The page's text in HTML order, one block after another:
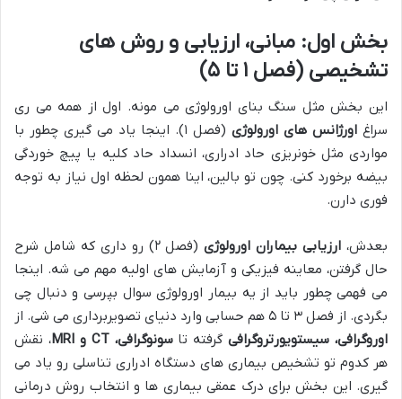
بخش اول: مبانی، ارزیابی و روش های
تشخیصی (فصل ۱ تا ۵)
این بخش مثل سنگ بنای اورولوژی می مونه. اول از همه می ری
سراغ اورژانس های اورولوژی
(فصل ۱). اینجا یاد می گیری چطور با
مواردی مثل خونریزی حاد ادراری، انسداد حاد کلیه یا پیچ خوردگی
بیضه برخورد کنی. چون تو بالین، اینا همون لحظه اول نیاز به توجه
فوری دارن.
بعدش، ارزیابی بیماران اورولوژی
(فصل ۲) رو داری که شامل شرح
حال گرفتن، معاینه فیزیکی و آزمایش های اولیه مهم می شه. اینجا
می فهمی چطور باید از یه بیمار اورولوژی سوال بپرسی و دنبال چی
بگردی. از فصل ۳ تا ۵ هم حسابی وارد دنیای تصویربرداری می شی. از
اوروگرافی، سیستویورتروگرافیگرفته تاسونوگرافی، CT و MRI
، نقش
هر کدوم تو تشخیص بیماری های دستگاه ادراری تناسلی رو یاد می
گیری. این بخش برای درک عمقی بیماری ها و انتخاب روش درمانی